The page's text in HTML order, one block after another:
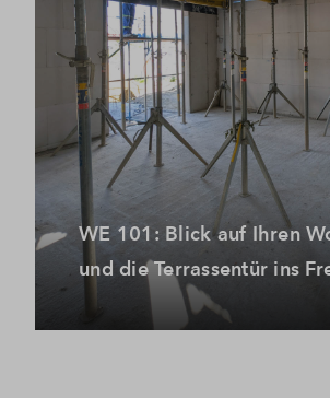
WE 101: Blick auf Ihren
und die Terrassentür ins